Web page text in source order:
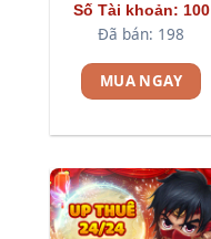
Số Tài khoản: 100
Đã bán: 198
MUA NGAY